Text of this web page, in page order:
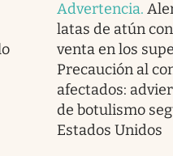
Advertencia.
latas de atún
venta en los
Precaución al
afectados:
de botulismo
Estados Unidos